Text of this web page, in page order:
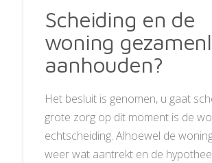
Scheiding en de
woning
aanhouden?
Het besluit is genomen, u gaat
grote zorg op dit moment is de
echtscheiding. Alhoewel de
weer wat aantrekt en de